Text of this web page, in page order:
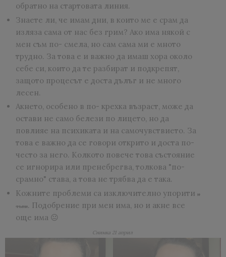
обратно на стартовата линия.
Знаете ли, че имам дни, в които ме е срам да
изляза сама от нас без грим? Ако има някой с
мен съм по- смела, но сам сама ми е мното
трудно. За това е и важно да имаш хора около
себе си, които да те разбират и подкрепят,
защото процесът е доста дълъг и не много
лесен.
Акнето, особено в по- крехка възраст, може да
остави не само белези по лицето, но да
повлияе на психиката и на самочувствието. За
това е важно да се говори открито и доста по-
често за него. Колкото повече това състояние
се игнорира или пренебрегва, толкова "по-
срамно" става, а това не трябва да е така.
Кожните проблеми са изключително упорити и
тъпи. Подобрение при мен има, но и акне все
още има 😐
Снимка 21 април